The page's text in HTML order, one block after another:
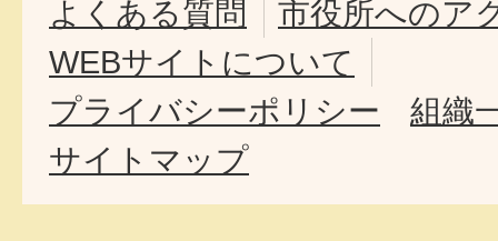
よくある質問
市役所へのア
WEBサイトについて
プライバシーポリシー
組織
サイトマップ